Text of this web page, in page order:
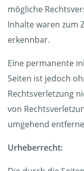
mögliche
Inhalte waren zum
erkennbar.
Eine permanente
Seiten ist jedoch
Rechtsverletzung
von
umgehend
Urheberrecht: